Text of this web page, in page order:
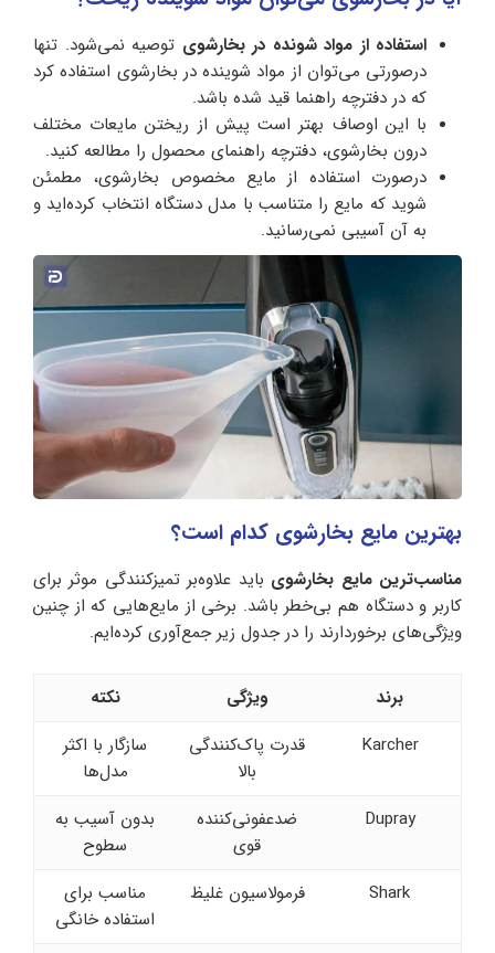
استفاده از مواد شونده در بخارشوی توصیه نمی‌شود. تنها
درصورتی می‌توان از مواد شوینده در بخارشوی استفاده کرد
که در دفترچه راهنما قید شده باشد.
با این اوصاف بهتر است پیش از ریختن مایعات مختلف
درون بخارشوی، دفترچه راهنمای محصول را مطالعه کنید.
درصورت استفاده از مایع مخصوص بخارشوی، مطمئن
شوید که مایع را متناسب با مدل دستگاه انتخاب کرده‌اید و
به آن آسیبی نمی‌رسانید.
بهترین مایع بخارشوی کدام است؟
مناسب‌ترین مایع بخارشوی باید علاوه‌بر تمیزکنندگی موثر برای
کاربر و دستگاه هم بی‌خطر باشد. برخی از مایع‌هایی که از چنین
ویژگی‌های برخوردارند را در جدول زیر جمع‌آوری کرده‌ایم.
برند ویژگی
نکته
Karcher
قدرت پاک‌کنندگی
بالا
سازگار با اکثر
مدل‌ها
Dupray
ضدعفونی‌کننده
قوی
بدون آسیب به
سطوح
Shark
فرمولاسیون غلیظ
مناسب برای
استفاده خانگی